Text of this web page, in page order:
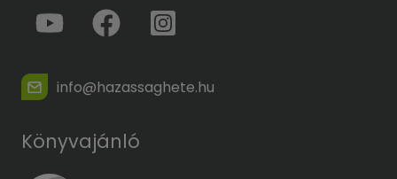
info@hazassaghete.hu
Könyvajánló